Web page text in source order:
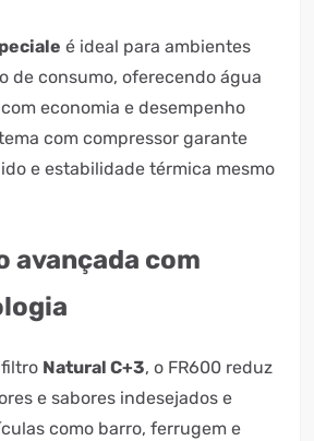
é ideal para ambientes
de consumo, oferecendo água
economia e desempenho
com compressor garante
e estabilidade térmica mesmo
avançada com
Natural C+3, o FR600 reduz
e sabores indesejados e
como barro, ferrugem e